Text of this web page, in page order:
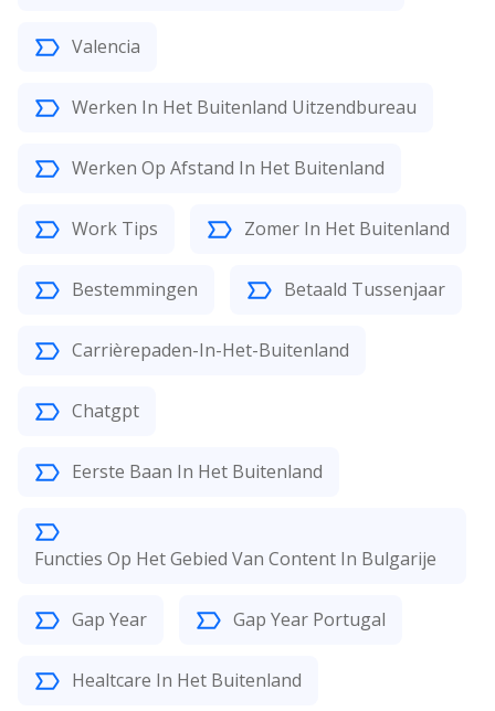
Valencia
Werken In Het Buitenland Uitzendbureau
Werken Op Afstand In Het Buitenland
Work Tips Zomer In Het Buitenland
Bestemmingen Betaald Tussenjaar
Carrièrepaden-In-Het-Buitenland
Chatgpt
Eerste Baan In Het Buitenland
Functies Op Het Gebied Van Content In Bulgarije
Gap Year Gap Year Portugal
Healtcare In Het Buitenland